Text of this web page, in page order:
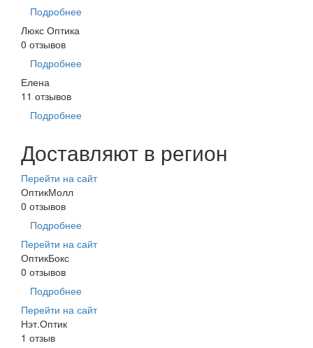
Подробнее
Люкс Оптика
0 отзывов
Подробнее
Елена
11 отзывов
Подробнее
Доставляют в регион
Перейти на сайт
ОптикМолл
0 отзывов
Подробнее
Перейти на сайт
ОптикБокс
0 отзывов
Подробнее
Перейти на сайт
Нэт.Оптик
1 отзыв